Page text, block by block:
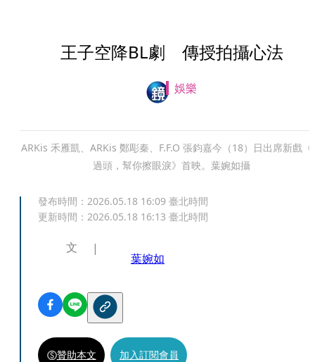
王子空降BL劇 傳授拍攝心法
娛樂
ARKis 禾雁凱、ARKis 鄭彫秦、F.F.O 張鈞嘉今（18）日出席新戲《
過頭，幫你擦眼淚》首映。葉婉如攝
發布時間： 2026.05.18 16:09 臺北時間
更新時間： 2026.05.18 16:13 臺北時間
文
葉婉如
贊助本文 加入訂閱會員